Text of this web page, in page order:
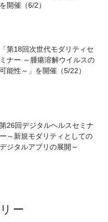
を開催（6/2）
「第18回次世代モダリティセ
ミナー ～腫瘍溶解ウイルスの
可能性～」を開催（5/22）
第26回デジタルヘルスセミナ
ー～新規モダリティとしての
デジタルアプリの展開～
ー